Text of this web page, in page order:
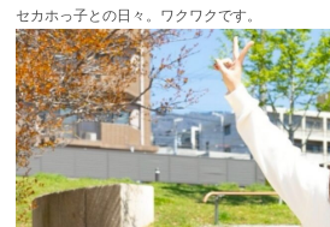
セカホっ子との日々。ワクワクです。